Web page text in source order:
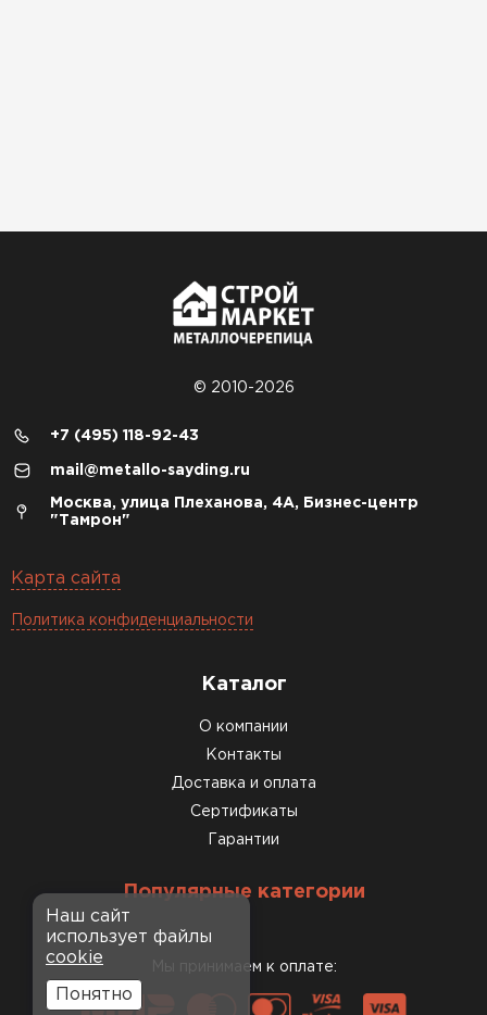
© 2010-2026
+7 (495) 118-92-43
mail@metallo-sayding.ru
Москва, улица Плеханова, 4А, Бизнес-центр
"Тамрон"
Карта сайта
Политика конфиденциальности
Каталог
О компании
Контакты
Доставка и оплата
Сертификаты
Гарантии
Популярные категории
Мы принимаем к оплате:
Наш сайт
использует файлы
cookie
Понятно